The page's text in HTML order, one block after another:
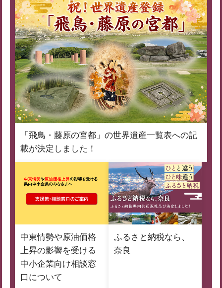
「飛鳥・藤原の宮都」の世界遺産一覧表への記
載が決定しました！
中東情勢や原油価格
上昇の影響を受ける
中小企業向け相談窓
口について
ふるさと納税なら、
奈良